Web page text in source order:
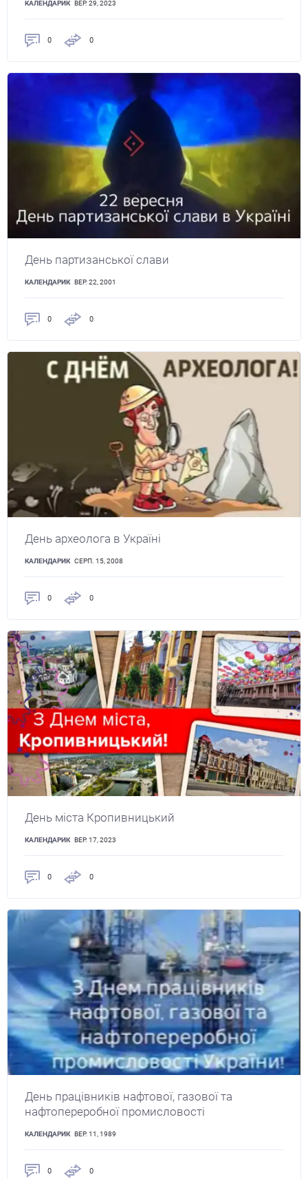
КАЛЕНДАРИК ВЕР. 29, 2023
0 0
День партизанської слави
КАЛЕНДАРИК ВЕР. 22, 2001
0 0
День археолога в Україні
КАЛЕНДАРИК СЕРП. 15, 2008
0 0
День міста Кропивницький
КАЛЕНДАРИК ВЕР. 17, 2023
0 0
День працівників нафтової, газової та
нафтопереробної промисловості
КАЛЕНДАРИК ВЕР. 11, 1989
0 0